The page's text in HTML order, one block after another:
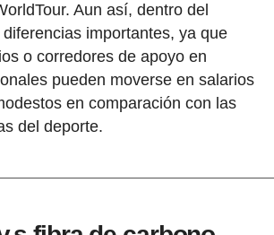
Aun así, dentro del
importantes, ya que
o corredores de apoyo en
pueden moverse en salarios
en comparación con las
del deporte.